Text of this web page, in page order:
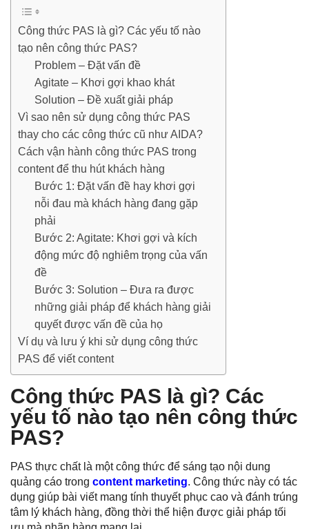
Công thức PAS là gì? Các yếu tố nào
tạo nên công thức PAS?
Problem – Đặt vấn đề
Agitate – Khơi gợi khao khát
Solution – Đề xuất giải pháp
Vì sao nên sử dụng công thức PAS
thay cho các công thức cũ như AIDA?
Cách vận hành công thức PAS trong
content để thu hút khách hàng
Bước 1: Đặt vấn đề hay khơi gợi
nỗi đau mà khách hàng đang gặp
phải
Bước 2: Agitate: Khơi gợi và kích
động mức độ nghiêm trọng của vấn
đề
Bước 3: Solution – Đưa ra được
những giải pháp để khách hàng giải
quyết được vấn đề của họ
Ví dụ và lưu ý khi sử dụng công thức
PAS để viết content
Công thức PAS là gì? Các
yếu tố nào tạo nên công thức
PAS?
PAS thực chất là một công thức để sáng tạo nội dung
quảng cáo trong content marketing. Công thức này có tác
dụng giúp bài viết mang tính thuyết phục cao và đánh trúng
tâm lý khách hàng, đồng thời thể hiện được giải pháp tối